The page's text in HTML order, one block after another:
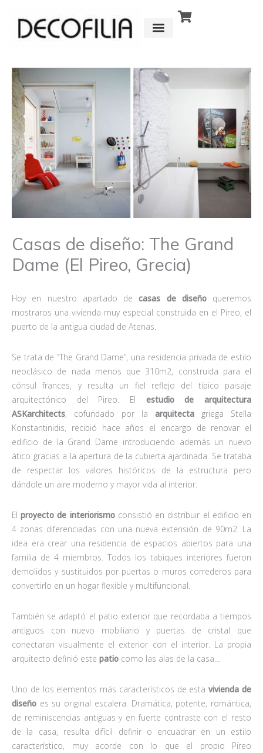
contenido
Casas de diseño: The Grand
Dame (El Pireo, Grecia)
Hoy en nuestro apartado de casas de diseñoqueremos
mostraros una vivienda muy especial construida en el Pireo, el
puerto de la antigua ciudad de Atenas.
Se trata de “The Grand Dame”, una residencia privada de estilo
neoclásico de nada menos que 310m2, construida para el
cónsul frances, y resulta un fiel reflejo del típico paisaje
arquitectónico del Pireo. El estudio de arquitectura
ASKarchitects, cofundado por la arquitecta griega Stella
Konstantinidis, recibió hace años el encargo de renovar el
edificio de la Grand Dame introduciendo además un nuevo
ático gracias a la apertura de la cubierta ajardinada. Se trataba
de respectar los valores históricos de la estructura pero
dándole un aire moderno y mayor vida al interior.
Elproyecto de interiorismoconsistió en distribuir el edificio en
4 zonas diferenciadas con una nueva extensión de 90m2. La
idea era crear una residencia de espacios abiertos para una
familia de 4 miembros. Todos los tabiques interiores fueron
demolidos y sustituidos por puertas o muros correderos para
convertirlo en un hogar flexible y multifuncional.
También se adaptó el patio exterior que recordaba a tiempos
antiguos con nuevo mobiliario y puertas de cristal que
conectaran visualmente el exterior con el interior. La propia
arquitecto definió este patio como las alas de la casa…
Uno de los elementos más característicos de estavivienda de
diseño es su original escalera. Dramática, potente, romántica,
de reminiscencias antiguas y en fuerte contraste con el resto
de la casa, resulta difícil definir o encuadrar en un estilo
característico, muy acorde con lo que el propio Pireo